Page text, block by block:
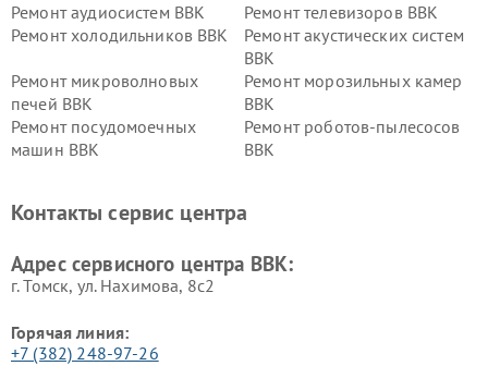
Ремонт аудиосистем BBK
Ремонт телевизоров BBK
Ремонт холодильников BBK
Ремонт акустических систем
BBK
Ремонт микроволновых
печей BBK
Ремонт морозильных камер
BBK
Ремонт посудомоечных
машин BBK
Ремонт роботов-пылесосов
BBK
Ремонт винных шкафов BBK
Контакты сервис центра
Адрес сервисного центра BBK:
г. Томск, ул. Нахимова, 8с2
Горячая линия:
+7 (382) 248-97-26